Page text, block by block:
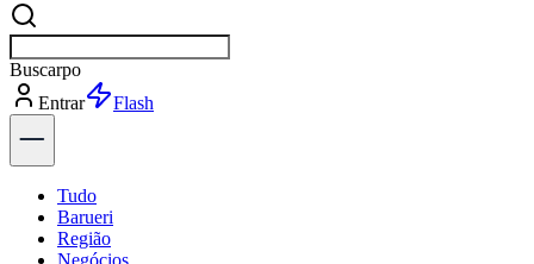
Buscarn
Entrar
Explorar
Tudo
Barueri
Região
Negócios